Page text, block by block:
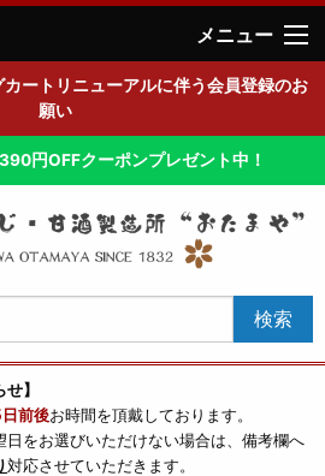
メニュー
カートリニューアルに伴う会員登録のお
願い
円OFFクーポンプレゼント中！
】
前後お時間を頂戴しております。
日をお選びいただけない場合は、備考欄へ
対応させていただきます。